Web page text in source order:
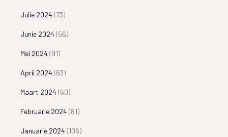
Julie 2024 (73)
Junie 2024 (56)
Mei 2024 (91)
April 2024 (63)
Maart 2024 (60)
Februarie 2024 (81)
Januarie 2024 (106)